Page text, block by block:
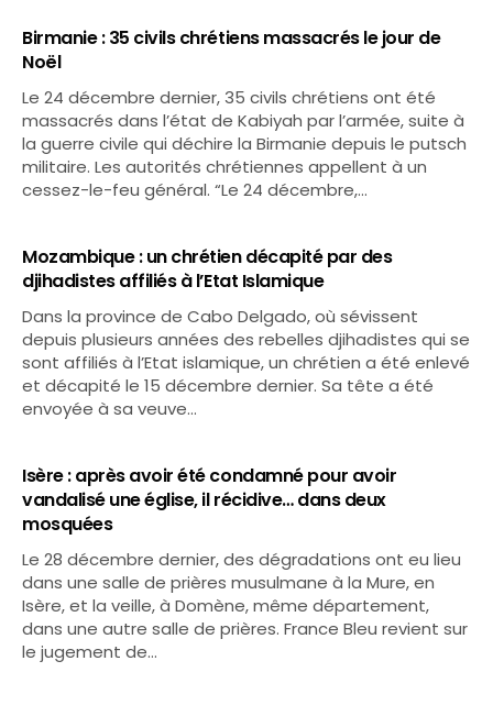
Birmanie : 35 civils chrétiens massacrés le jour de
Noël
Le 24 décembre dernier, 35 civils chrétiens ont été
massacrés dans l’état de Kabiyah par l’armée, suite à
la guerre civile qui déchire la Birmanie depuis le putsch
militaire. Les autorités chrétiennes appellent à un
cessez-le-feu général. “Le 24 décembre,…
Mozambique : un chrétien décapité par des
djihadistes affiliés à l’Etat Islamique
Dans la province de Cabo Delgado, où sévissent
depuis plusieurs années des rebelles djihadistes qui se
sont affiliés à l’Etat islamique, un chrétien a été enlevé
et décapité le 15 décembre dernier. Sa tête a été
envoyée à sa veuve…
Isère : après avoir été condamné pour avoir
vandalisé une église, il récidive… dans deux
mosquées
Le 28 décembre dernier, des dégradations ont eu lieu
dans une salle de prières musulmane à la Mure, en
Isère, et la veille, à Domène, même département,
dans une autre salle de prières. France Bleu revient sur
le jugement de…